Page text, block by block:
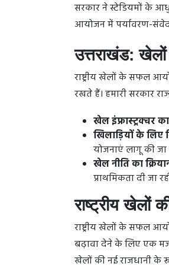
सरकार ने स्टेडियमों के
आयोजन में पर्यावरण-
उत्तराखंड:
राष्ट्रीय खेलों के सफल
रखते हैं। हमारी सरकार
खेल इंफ्रास्ट्रक्चर
खिलाड़ियों के लिए
योजनाएं लागू की जा
खेल नीति का
प्राथमिकता दी जा
राष्ट्रीय खेलों
राष्ट्रीय खेलों के सफल
बढ़ावा देने के लिए एक
खेलों की नई राजधानी के